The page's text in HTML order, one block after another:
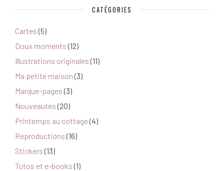
CATÉGORIES
Cartes (5)
Doux moments (12)
Illustrations originales (11)
Ma petite maison (3)
Marque-pages (3)
Nouveautés (20)
Printemps au cottage(4)
Reproductions (16)
Stickers (13)
Tutos et e-books (1)